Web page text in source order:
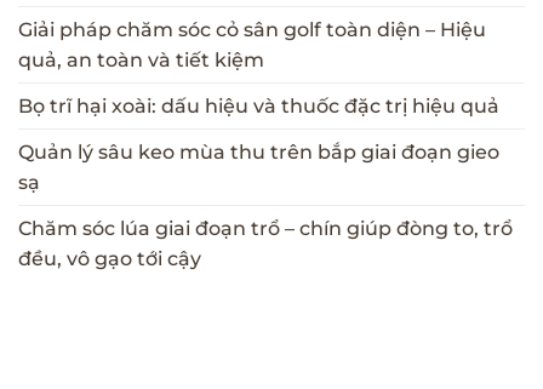
Giải pháp chăm sóc cỏ sân golf toàn diện – Hiệu
quả, an toàn và tiết kiệm
Bọ trĩ hại xoài: dấu hiệu và thuốc đặc trị hiệu quả
Quản lý sâu keo mùa thu trên bắp giai đoạn gieo
sạ
Chăm sóc lúa giai đoạn trổ – chín giúp đòng to, trổ
đều, vô gạo tới cậy